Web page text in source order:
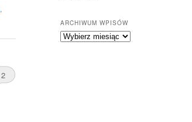
,
2
ARCHIWUM WPISÓW
Archiwum